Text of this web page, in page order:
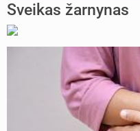
Sveikas žarnynas